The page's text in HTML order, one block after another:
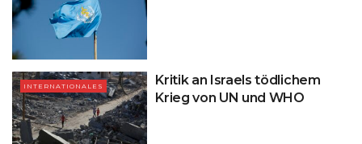
INTERNATIONALES
Kritik an Israels tödlichem
Krieg von UN und WHO